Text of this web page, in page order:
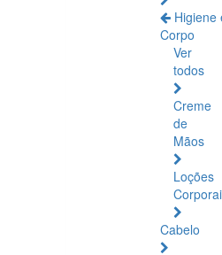
Higiene
Corpo
Ver
todos
Creme
de
Mãos
Loções
Cabelo